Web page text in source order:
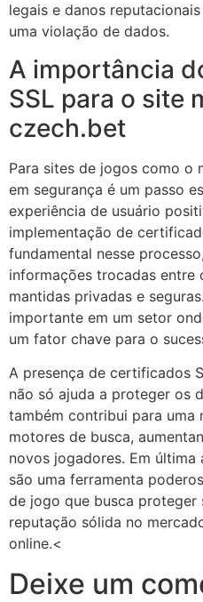
legais e danos
uma violação de dados.
A importância
SSL para o site
czech.bet
Para sites de jogos como o
em segurança é um passo
experiência de usuário
implementação de
fundamental nesse
informações trocadas entre
mantidas privadas e
importante em um setor
um fator chave para o
A presença de certificados
não só ajuda a proteger os
também contribui para uma
motores de busca,
novos jogadores. Em última
são uma ferramenta
de jogo que busca proteger
reputação sólida no
online.<
Deixe um